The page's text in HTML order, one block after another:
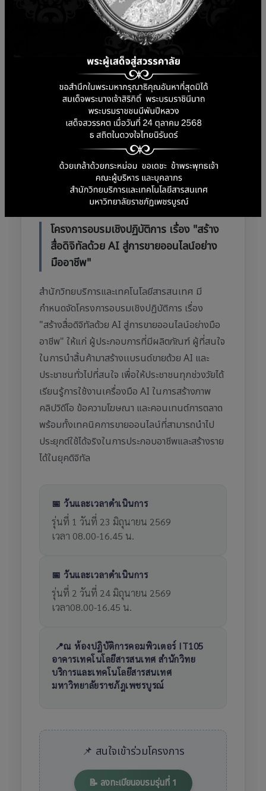
โครงการอบรมเชิงปฏิบัติการ เรื่อง "สร้าง
สื่อดิจิทัลด้วย AI สู่การขายออนไลน์อย่าง
มืออาชีพ"
สำนักวิทยบริการและเทคโนโลยีสารสนเทศ มี
กำหนดจัดโครงการอบรมเชิงปฏิบัติการ เรื่อง
"สร้างสื่อดิจิทัลด้วย AI สู่การขายออนไลน์อย่างมือ
อาชีพ" ให้แก่ ผู้ประกอบการที่มีผลิตภัณฑ์ ผู้ที่สนใจ
ในการนำสิ้นค้ามาสร้างเเบรนด์ขายด้วย AI และ
ประชาชนทั่วไปที่สนใจ เพื่อให้ประชาชนทุกช่วงวัยได้
เรียนรู้การใช้งานเครื่องมือ AI ในการสร้างภาพ
คลิปวิดีโอ ข้อความโฆษณา และคอนเทนต์การตลาด
พร้อมทั้งเทคนิคการขายออนไลน์ที่สามารถนำไป
ประยุกต์ใช้ได้จริงในการประกอบอาชีพและสร้างราย
ได้ในยุคดิจิทัล
📅 วันและเวลาดำเนินการ
รุ่นที่ 1 วันที่ 23 มิถุนายน 2569
เวลา 08.00-16.45 น.
📅 วันและเวลาดำเนินการ
รุ่นที่ 2 วันที่ 24 มิถุนายน 2569
เวลา08.00-16.45 น.
📍ณ ห้องปฏิบัติการคอมพิวเตอร์ IT105
อาคารเทคโนโลยีสารสนเทศ สำนักวิทย
บริการและเทคโนโลยีสารสนเทศ
มหาวิทยาลัยราชภัฎเพชรบูรณ์
📌 สนใจเข้าร่วมโครงการ
📝 ลงทะเบียนอบรมรุ่นที่ 1